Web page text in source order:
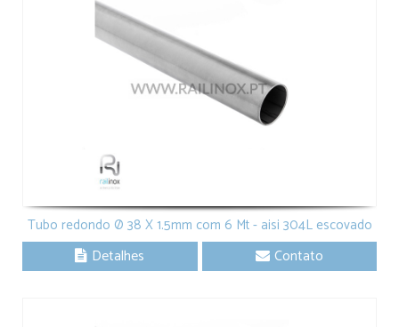
Tubo redondo Ø 38 X 1.5mm com 6 Mt - aisi 304L escovado
Detalhes Contato